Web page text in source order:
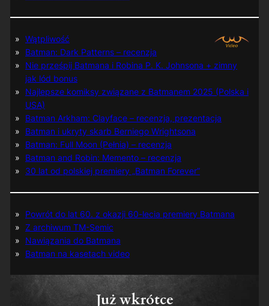
Wątpliwość
Batman: Dark Patterns – recenzja
Nie prześpij Batmana i Robina P. K. Johnsona + zimny
jak lód bonus
Najlepsze komiksy związane z Batmanem 2025 (Polska i
USA)
Batman Arkham: Clayface – recenzja, prezentacja
Batman i ukryty skarb Berniego Wrightsona
Batman: Full Moon (Pełnia) – recenzja
Batman and Robin: Memento – recenzja
30 lat od polskiej premiery „Batman Forever”
Powrót do lat 60. z okazji 60-lecia premiery Batmana
Z archiwum TM-Semic
Nawiązania do Batmana
Batman na kasetach video
Już wkrótce